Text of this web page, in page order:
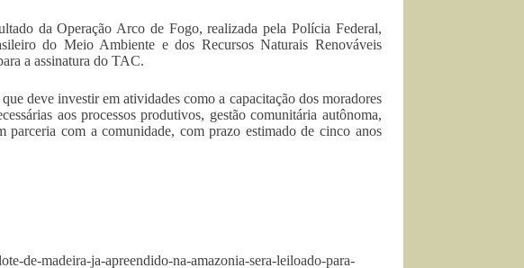
da Operação Arco de Fogo, realizada pela Polícia Federal,
do Meio Ambiente e dos Recursos Naturais Renováveis
a assinatura do TAC.
deve investir em atividades como a capacitação dos moradores
aos processos produtivos, gestão comunitária autônoma,
parceria com a comunidade, com prazo estimado de cinco anos
de-madeira-ja-apreendido-na-amazonia-sera-leiloado-para-